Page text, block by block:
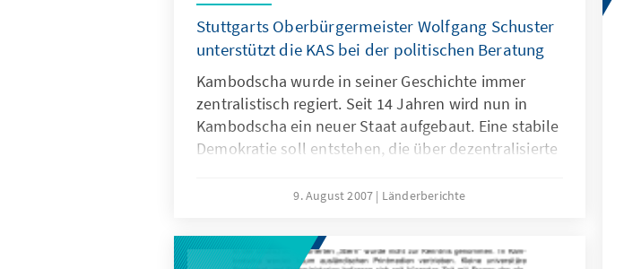
Stuttgarts Oberbürgermeister Wolfgang Schuster
unterstützt die KAS bei der politischen Beratung
Kambodscha wurde in seiner Geschichte immer
zentralistisch regiert. Seit 14 Jahren wird nun in
Kambodscha ein neuer Staat aufgebaut. Eine stabile
Demokratie soll entstehen, die über dezentralisierte
Adenauer-Stiftung begleitet seit 1994 die
Bemühungen um Dezentralisierung. Der Anfang
einer „kommunalen Selbstverwaltung“ wurde mit
9. August 2007 Länderberichte